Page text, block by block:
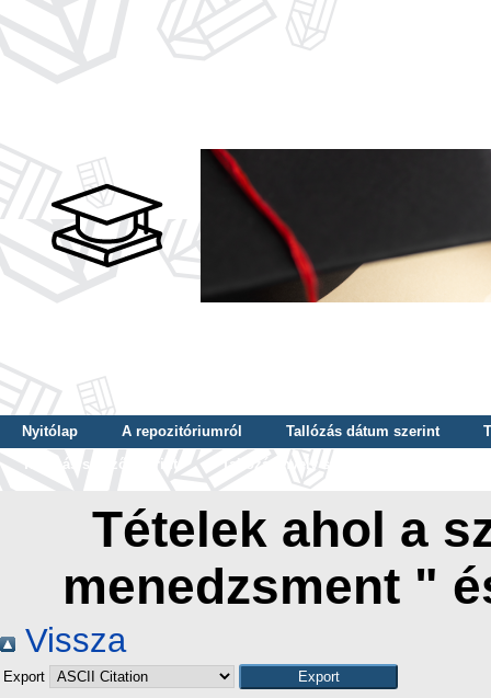
Nyitólap A repozitóriumról Tallózás dátum szerint
Tallózás szerző szerint
Tallózás nyelv szerint
Tételek ahol a
menedzsment "
Vissza
Export